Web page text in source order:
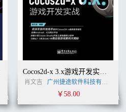
Cocos2d-x 3.x游戏开发实战(含CD光盘1张)
肖文吉 广州捷途软件科技有限公司
￥58.00